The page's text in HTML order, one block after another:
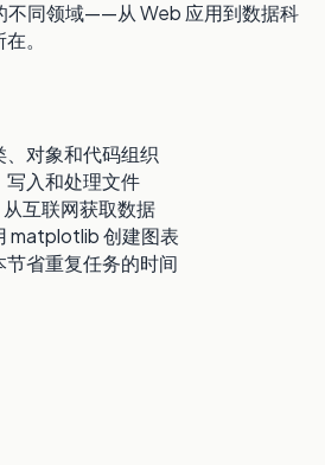
不同领域——从 Web 应用到数据科
。
对象和代码组织
入和处理文件
互联网获取数据
matplotlib 创建图表
省重复任务的时间